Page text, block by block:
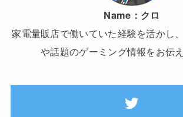
Name： クロ
家電量販店で働いていた経験を活かし
や話題のゲーミング情報をお伝